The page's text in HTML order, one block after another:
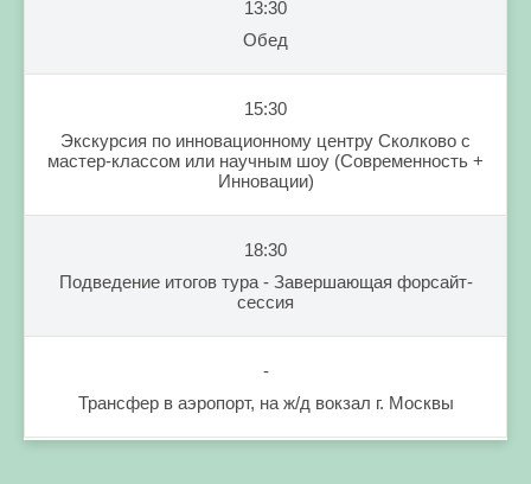
13:30
Обед
15:30
Экскурсия по инновационному центру Сколково с
мастер-классом или научным шоу (Современность +
Инновации)
18:30
Подведение итогов тура - Завершающая форсайт-
сессия
-
Трансфер в аэропорт, на ж/д вокзал г. Москвы